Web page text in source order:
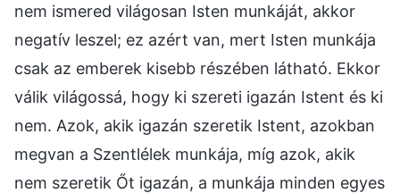
nem ismered világosan Isten munkáját, akkor
negatív leszel; ez azért van, mert Isten munkája
csak az emberek kisebb részében látható. Ekkor
válik világossá, hogy ki szereti igazán Istent és ki
nem. Azok, akik igazán szeretik Istent, azokban
megvan a Szentlélek munkája, míg azok, akik
nem szeretik Őt igazán, a munkája minden egyes